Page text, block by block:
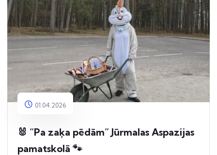
01.04.2026
🐰 “Pa zaķa pēdām” Jūrmalas Aspazijas
pamatskolā 🐾